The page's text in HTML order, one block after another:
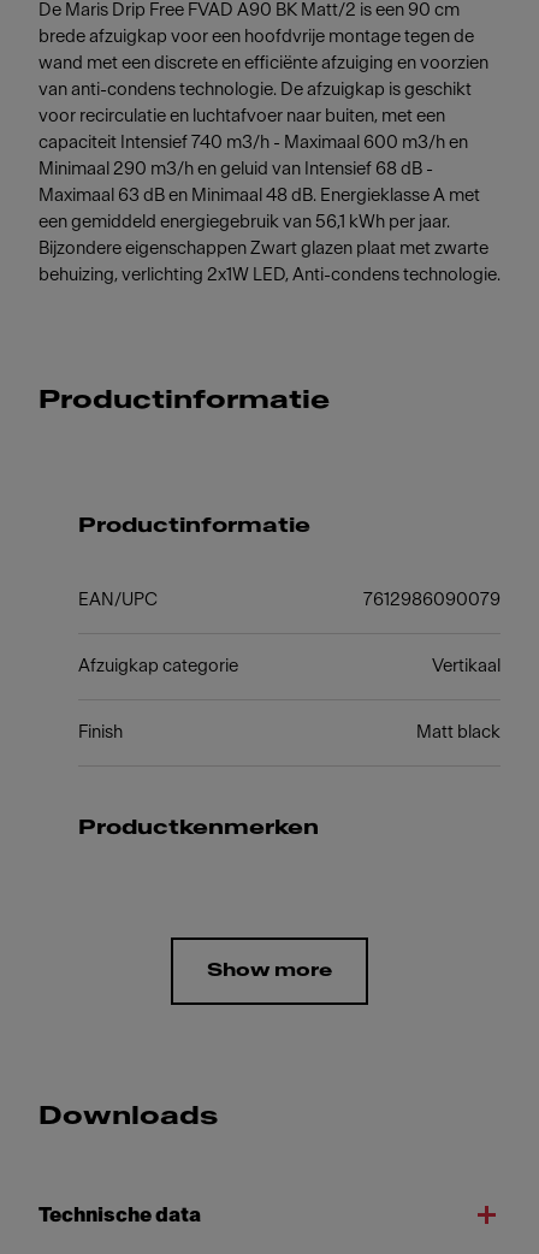
De Maris Drip Free FVAD A90 BK Matt/2 is een 90 cm
brede afzuigkap voor een hoofdvrije montage tegen de
wand met een discrete en efficiënte afzuiging en voorzien
van anti-condens technologie. De afzuigkap is geschikt
voor recirculatie en luchtafvoer naar buiten, met een
capaciteit Intensief 740 m3/h - Maximaal 600 m3/h en
Minimaal 290 m3/h en geluid van Intensief 68 dB -
Maximaal 63 dB en Minimaal 48 dB. Energieklasse A met
een gemiddeld energiegebruik van 56,1 kWh per jaar.
Bijzondere eigenschappen Zwart glazen plaat met zwarte
behuizing, verlichting 2x1W LED, Anti-condens technologie.
Productinformatie
Productinformatie
EAN/UPC 7612986090079
Afzuigkap categorie Vertikaal
Finish Matt black
Productkenmerken
Show more
Downloads
Technische data